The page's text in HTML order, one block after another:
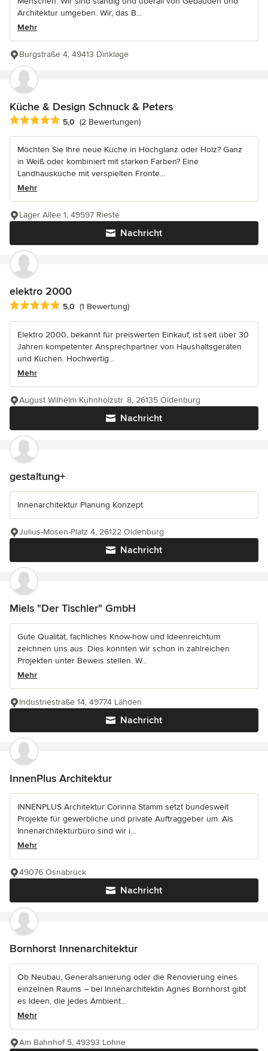
Architektur umgeben. Wir, das B...
Mehr
Burgstraße 4, 49413 Dinklage
Küche & Design Schnuck & Peters
Durchschnittliche Bewertung: 5 von 5 Sternen
5,0 (2 Bewertungen)
Möchten Sie Ihre neue Küche in Hochglanz oder Holz? Ganz
in Weiß oder kombiniert mit starken Farben? Eine
Landhausküche mit verspielten Fronte...
Mehr
Nachricht
Lager Allee 1, 49597 Rieste
elektro 2000
Durchschnittliche Bewertung: 5 von 5 Sternen
5,0 (1 Bewertung)
Elektro 2000, bekannt für preiswerten Einkauf, ist seit über 30
Jahren kompetenter Ansprechpartner von Haushaltsgeräten
und Küchen. Hochwertig...
Mehr
Nachricht
August Wilhelm Kühnholzstr. 8, 26135 Oldenburg
gestaltung+
Innenarchitektur Planung Konzept
Nachricht
Julius-Mosen-Platz 4, 26122 Oldenburg
Miels "Der Tischler" GmbH
Gute Qualität, fachliches Know-how und Ideenreichtum
zeichnen uns aus. Dies konnten wir schon in zahlreichen
Projekten unter Beweis stellen. W...
Mehr
Nachricht
Industriestraße 14, 49774 Lähden
InnenPlus Architektur
INNENPLUS Architektur Corinna Stamm setzt bundesweit
Projekte für gewerbliche und private Auftraggeber um. Als
Innenarchitekturbüro sind wir i...
Mehr
Nachricht
49076 Osnabrück
Bornhorst Innenarchitektur
Ob Neubau, Generalsanierung oder die Renovierung eines
einzelnen Raums – bei Innenarchitektin Agnes Bornhorst gibt
es Ideen, die jedes Ambient...
Mehr
Am Bahnhof 5, 49393 Lohne